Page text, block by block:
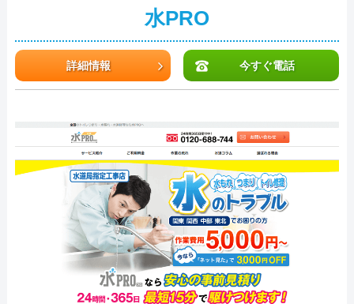
水PRO
詳細情報 今すぐ電話